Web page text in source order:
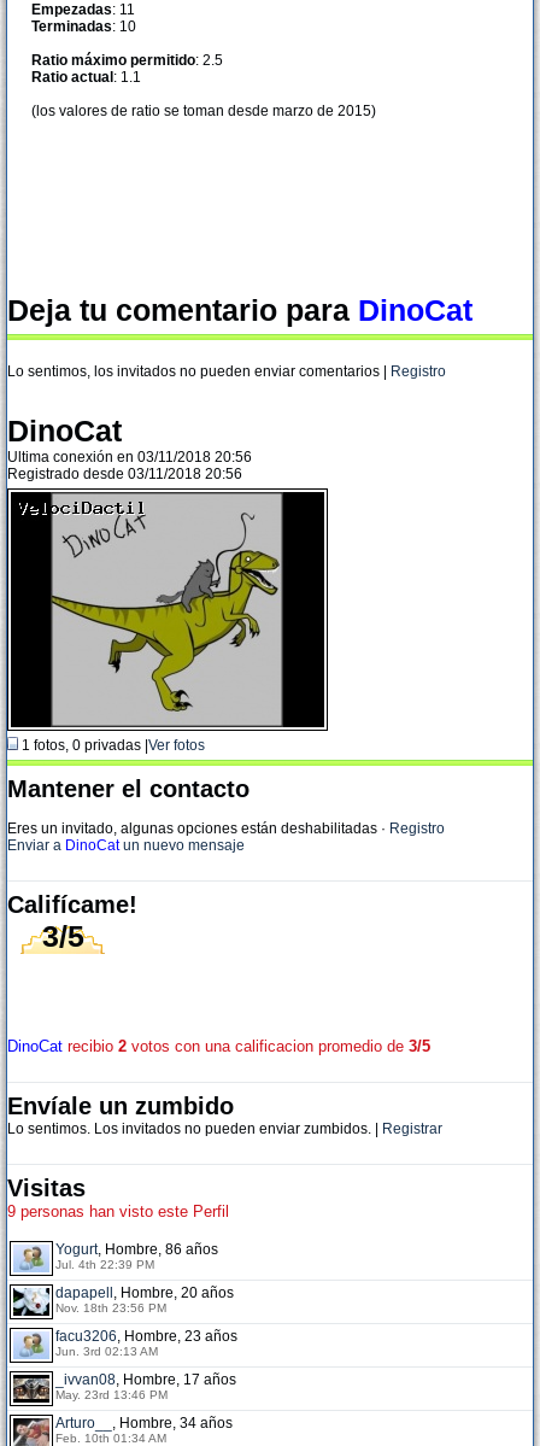
Empezadas: 11
Terminadas: 10
Ratio máximo permitido: 2.5
Ratio actual : 1.1
(los valores de ratio se toman desde marzo de 2015)
Deja tu comentario para DinoCat
Lo sentimos, los invitados no pueden enviar comentarios | Registro
DinoCat
Ultima conexión en 03/11/2018 20:56
Registrado desde 03/11/2018 20:56
1 fotos, 0 privadas | Ver fotos
Mantener el contacto
Eres un invitado, algunas opciones están deshabilitadas · Registro
Enviar a DinoCatun nuevo mensaje
Califícame!
3/5
DinoCat recibio 2 votos con una calificacion promedio de 3/5
Envíale un zumbido
Lo sentimos. Los invitados no pueden enviar zumbidos. | Registrar
Visitas
9 personas han visto este Perfil
Yogurt, Hombre, 86 años
Jul. 4th 22:39 PM
dapapell , Hombre, 20 años
Nov. 18th 23:56 PM
facu3206, Hombre, 23 años
Jun. 3rd 02:13 AM
_ivvan08, Hombre, 17 años
May. 23rd 13:46 PM
Arturo__ , Hombre, 34 años
Feb. 10th 01:34 AM